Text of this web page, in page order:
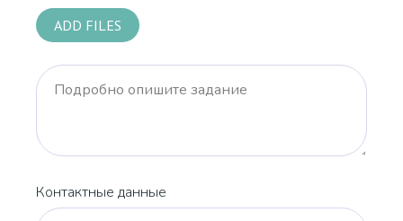
ADD FILES
Подробно опишите задание
Контактные данные